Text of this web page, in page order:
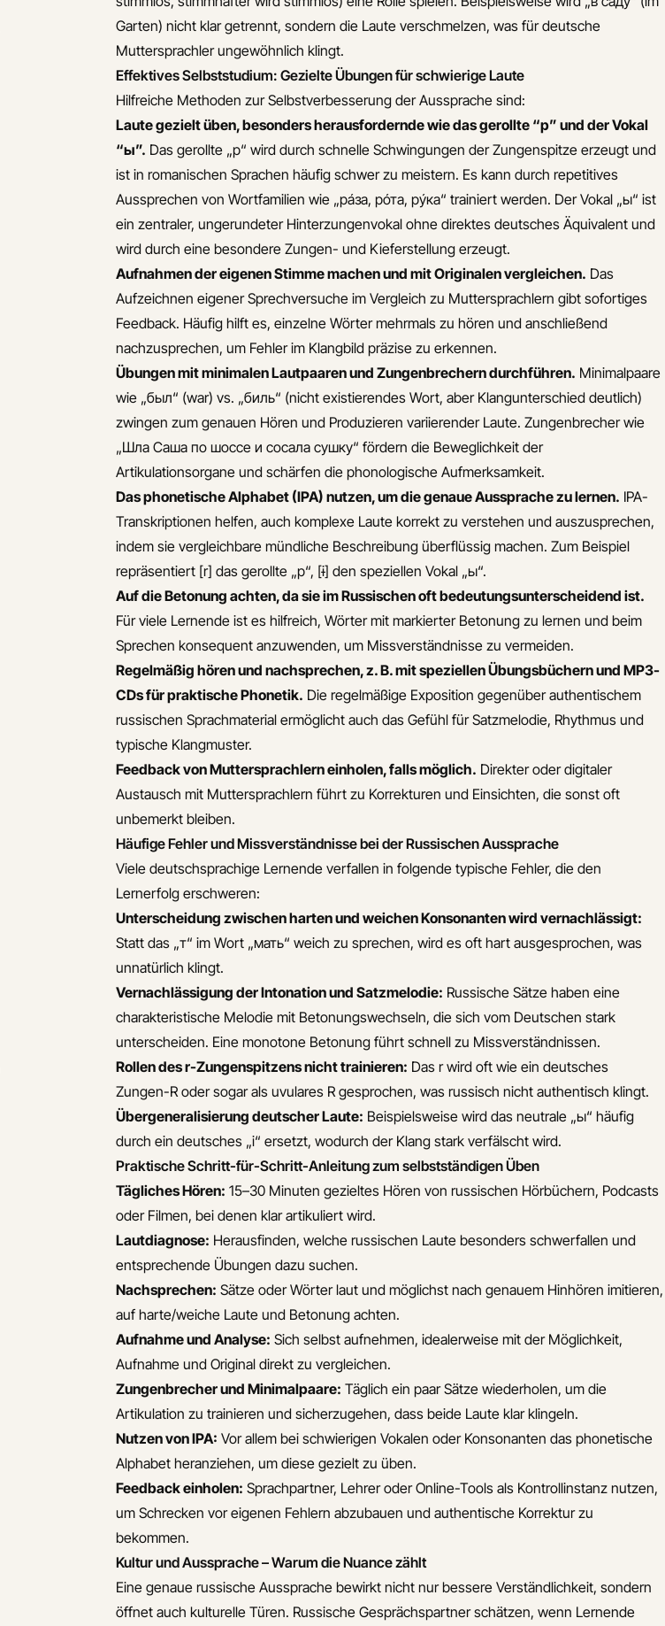
Garten) nicht klar getrennt, sondern die Laute verschmelzen, was für deutsche
Muttersprachler ungewöhnlich klingt.
Effektives Selbststudium: Gezielte Übungen für schwierige Laute
Hilfreiche Methoden zur Selbstverbesserung der Aussprache sind:
Laute gezielt üben, besonders herausfordernde wie das gerollte “р” und der Vokal
“ы”. Das gerollte „р“ wird durch schnelle Schwingungen der Zungenspitze erzeugt und
ist in romanischen Sprachen häufig schwer zu meistern. Es kann durch repetitives
Aussprechen von Wortfamilien wie „ра́за, ро́та, ру́ка“ trainiert werden. Der Vokal „ы“ ist
ein zentraler, ungerundeter Hinterzungenvokal ohne direktes deutsches Äquivalent und
wird durch eine besondere Zungen- und Kieferstellung erzeugt.
Aufnahmen der eigenen Stimme machen und mit Originalen vergleichen. Das
Aufzeichnen eigener Sprechversuche im Vergleich zu Muttersprachlern gibt sofortiges
Feedback. Häufig hilft es, einzelne Wörter mehrmals zu hören und anschließend
nachzusprechen, um Fehler im Klangbild präzise zu erkennen.
Übungen mit minimalen Lautpaaren und Zungenbrechern durchführen. Minimalpaare
wie „был“ (war) vs. „биль“ (nicht existierendes Wort, aber Klangunterschied deutlich)
zwingen zum genauen Hören und Produzieren variierender Laute. Zungenbrecher wie
„Шла Саша по шоссе и сосала сушку“ fördern die Beweglichkeit der
Artikulationsorgane und schärfen die phonologische Aufmerksamkeit.
Das phonetische Alphabet (IPA) nutzen, um die genaue Aussprache zu lernen. IPA-
Transkriptionen helfen, auch komplexe Laute korrekt zu verstehen und auszusprechen,
indem sie vergleichbare mündliche Beschreibung überflüssig machen. Zum Beispiel
repräsentiert [r] das gerollte „р“, [ɨ] den speziellen Vokal „ы“.
Auf die Betonung achten, da sie im Russischen oft bedeutungsunterscheidend ist.
Für viele Lernende ist es hilfreich, Wörter mit markierter Betonung zu lernen und beim
Sprechen konsequent anzuwenden, um Missverständnisse zu vermeiden.
Regelmäßig hören und nachsprechen, z. B. mit speziellen Übungsbüchern und MP3-
CDs für praktische Phonetik. Die regelmäßige Exposition gegenüber authentischem
russischen Sprachmaterial ermöglicht auch das Gefühl für Satzmelodie, Rhythmus und
typische Klangmuster.
Feedback von Muttersprachlern einholen, falls möglich. Direkter oder digitaler
Austausch mit Muttersprachlern führt zu Korrekturen und Einsichten, die sonst oft
unbemerkt bleiben.
Häufige Fehler und Missverständnisse bei der Russischen Aussprache
Viele deutschsprachige Lernende verfallen in folgende typische Fehler, die den
Lernerfolg erschweren:
Unterscheidung zwischen harten und weichen Konsonanten wird vernachlässigt:
Statt das „т“ im Wort „мать“ weich zu sprechen, wird es oft hart ausgesprochen, was
unnatürlich klingt.
Vernachlässigung der Intonation und Satzmelodie: Russische Sätze haben eine
charakteristische Melodie mit Betonungswechseln, die sich vom Deutschen stark
unterscheiden. Eine monotone Betonung führt schnell zu Missverständnissen.
Rollen des r-Zungenspitzens nicht trainieren: Das r wird oft wie ein deutsches
Zungen-R oder sogar als uvulares R gesprochen, was russisch nicht authentisch klingt.
Übergeneralisierung deutscher Laute: Beispielsweise wird das neutrale „ы“ häufig
durch ein deutsches „i“ ersetzt, wodurch der Klang stark verfälscht wird.
Praktische Schritt-für-Schritt-Anleitung zum selbstständigen Üben
Tägliches Hören: 15–30 Minuten gezieltes Hören von russischen Hörbüchern, Podcasts
oder Filmen, bei denen klar artikuliert wird.
Lautdiagnose: Herausfinden, welche russischen Laute besonders schwerfallen und
entsprechende Übungen dazu suchen.
Nachsprechen: Sätze oder Wörter laut und möglichst nach genauem Hinhören imitieren,
auf harte/weiche Laute und Betonung achten.
Aufnahme und Analyse: Sich selbst aufnehmen, idealerweise mit der Möglichkeit,
Aufnahme und Original direkt zu vergleichen.
Zungenbrecher und Minimalpaare: Täglich ein paar Sätze wiederholen, um die
Artikulation zu trainieren und sicherzugehen, dass beide Laute klar klingeln.
Nutzen von IPA: Vor allem bei schwierigen Vokalen oder Konsonanten das phonetische
Alphabet heranziehen, um diese gezielt zu üben.
Feedback einholen: Sprachpartner, Lehrer oder Online-Tools als Kontrollinstanz nutzen,
um Schrecken vor eigenen Fehlern abzubauen und authentische Korrektur zu
bekommen.
Kultur und Aussprache – Warum die Nuance zählt
Eine genaue russische Aussprache bewirkt nicht nur bessere Verständlichkeit, sondern
öffnet auch kulturelle Türen. Russische Gesprächspartner schätzen, wenn Lernende